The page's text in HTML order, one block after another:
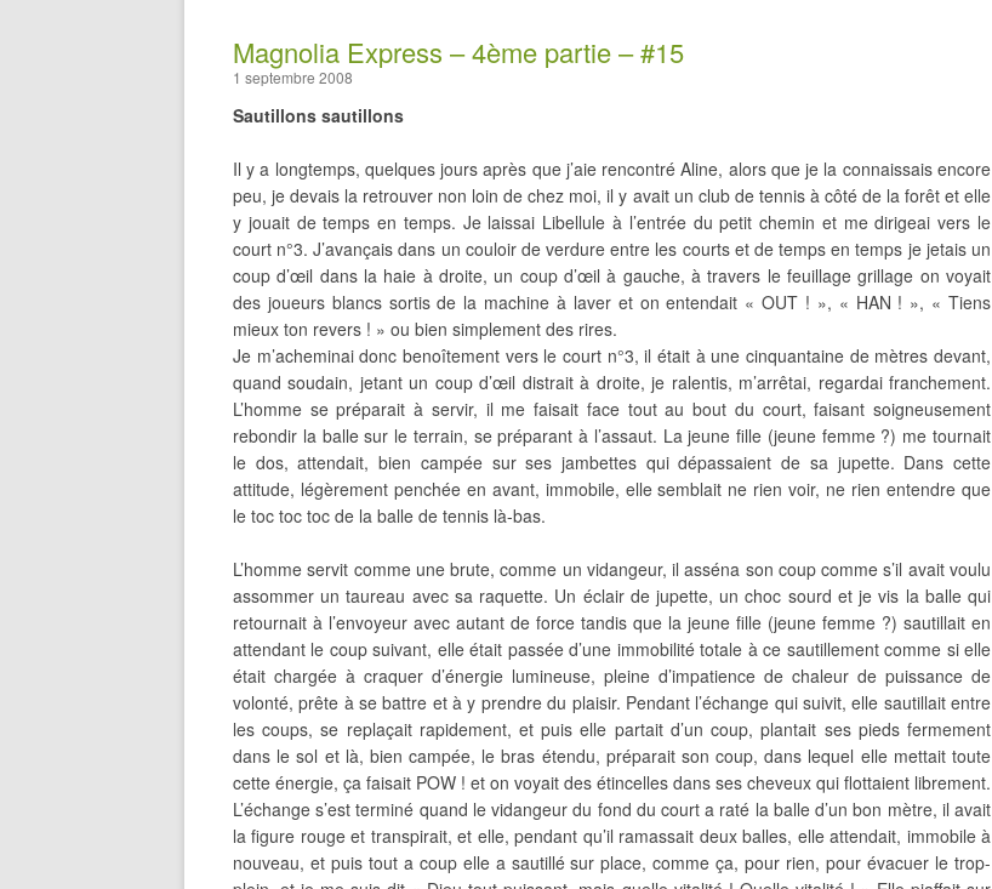
Magnolia Express – 4ème partie – #15
1 septembre 2008
Sautillons sautillons
Il y a longtemps, quelques jours après que j’aie rencontré Aline, alors que je la connaissais encore
peu, je devais la retrouver non loin de chez moi, il y avait un club de tennis à côté de la forêt et elle
y jouait de temps en temps. Je laissai Libellule à l’entrée du petit chemin et me dirigeai vers le
court n°3. J’avançais dans un couloir de verdure entre les courts et de temps en temps je jetais un
coup d’œil dans la haie à droite, un coup d’œil à gauche, à travers le feuillage grillage on voyait
des joueurs blancs sortis de la machine à laver et on entendait « OUT ! », « HAN ! », « Tiens
mieux ton revers ! » ou bien simplement des rires.
Je m’acheminai donc benoîtement vers le court n°3, il était à une cinquantaine de mètres devant,
quand soudain, jetant un coup d’œil distrait à droite, je ralentis, m’arrêtai, regardai franchement.
L’homme se préparait à servir, il me faisait face tout au bout du court, faisant soigneusement
rebondir la balle sur le terrain, se préparant à l’assaut. La jeune fille (jeune femme ?) me tournait
le dos, attendait, bien campée sur ses jambettes qui dépassaient de sa jupette. Dans cette
attitude, légèrement penchée en avant, immobile, elle semblait ne rien voir, ne rien entendre que
le toc toc toc de la balle de tennis là-bas.
L’homme servit comme une brute, comme un vidangeur, il asséna son coup comme s’il avait voulu
assommer un taureau avec sa raquette. Un éclair de jupette, un choc sourd et je vis la balle qui
retournait à l’envoyeur avec autant de force tandis que la jeune fille (jeune femme ?) sautillait en
attendant le coup suivant, elle était passée d’une immobilité totale à ce sautillement comme si elle
était chargée à craquer d’énergie lumineuse, pleine d’impatience de chaleur de puissance de
volonté, prête à se battre et à y prendre du plaisir. Pendant l’échange qui suivit, elle sautillait entre
les coups, se replaçait rapidement, et puis elle partait d’un coup, plantait ses pieds fermement
dans le sol et là, bien campée, le bras étendu, préparait son coup, dans lequel elle mettait toute
cette énergie, ça faisait POW ! et on voyait des étincelles dans ses cheveux qui flottaient librement.
L’échange s’est terminé quand le vidangeur du fond du court a raté la balle d’un bon mètre, il avait
la figure rouge et transpirait, et elle, pendant qu’il ramassait deux balles, elle attendait, immobile à
nouveau, et puis tout a coup elle a sautillé sur place, comme ça, pour rien, pour évacuer le trop-